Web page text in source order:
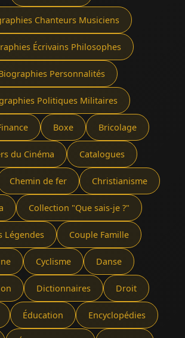
Chanteurs Musiciens
Écrivains Philosophes
Personnalités
Politiques Militaires
Boxe Bricolage
du Cinéma Catalogues
Chemin de fer Christianisme
Collection "Que sais-je ?"
Légendes Couple Famille
Cyclisme Danse
Dictionnaires Droit
Éducation Encyclopédies